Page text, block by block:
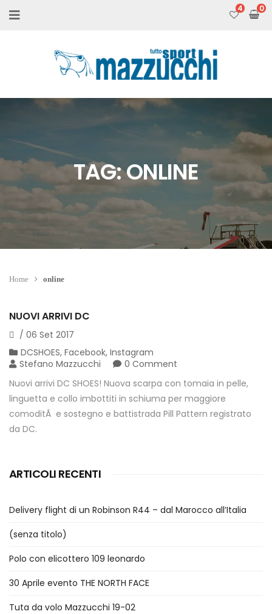
4
TAG:ONLINE
Home online
NUOVI ARRIVI DC
/ 06 Set 2017
DCSHOES, Facebook, Instagram
Stefano Mazzucchi
0 Comment
Nuovi arrivi DC SHOES! Nuova scarpa con tomaia in pelle,
linguetta e collo imbottiti in schiuma per maggiore
comoditÃ e sostegno e battistrada Pill Pattern registrato
da DC.
ARTICOLI RECENTI
Delivery flight di un Robinson R44 – dal Marocco all’Italia
(senza titolo)
Polo con elicottero 109 leonardo
30 Aprile evento THE NORTH FACE
Tuta da volo Mazzucchi 19-02